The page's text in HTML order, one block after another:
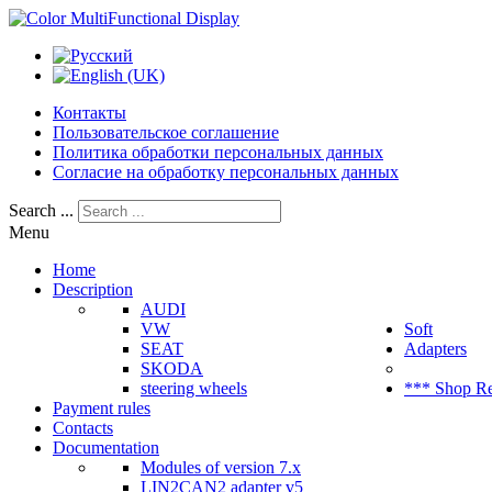
Контакты
Пользовательское соглашение
Политика обработки персональных данных
Согласие на обработку персональных данных
Search ...
Menu
Home
Description
AUDI
VW
SEAT
SKODA
Soft
Adapters
steering wheels
*** Shop
Payment rules
Contacts
Documentation
Modules of version 7.x
LIN2CAN2 adapter v5